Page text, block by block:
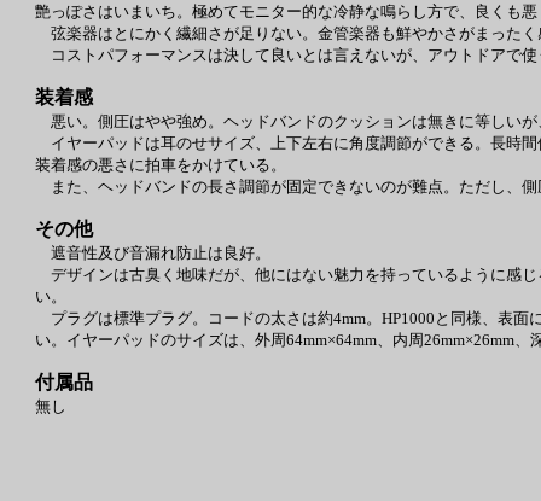
艶っぽさはいまいち。極めてモニター的な冷静な鳴らし方で、良くも
弦楽器はとにかく繊細さが足りない。金管楽器も鮮やかさがまった
コストパフォーマンスは決して良いとは言えないが、アウトドアで
装着感
悪い。側圧はやや強め。ヘッドバンドのクッションは無きに等しい
イヤーパッドは耳のせサイズ、上下左右に角度調節ができる。長時
装着感の悪さに拍車をかけている。
また、ヘッドバンドの長さ調節が固定できないのが難点。ただし、
その他
遮音性及び音漏れ防止は良好。
デザインは古臭く地味だが、他にはない魅力を持っているように感
い。
プラグは標準プラグ。コードの太さは約4mm。HP1000と同様、表
い。イヤーパッドのサイズは、外周64mm×64mm、内周26mm×26mm、
付属品
無し